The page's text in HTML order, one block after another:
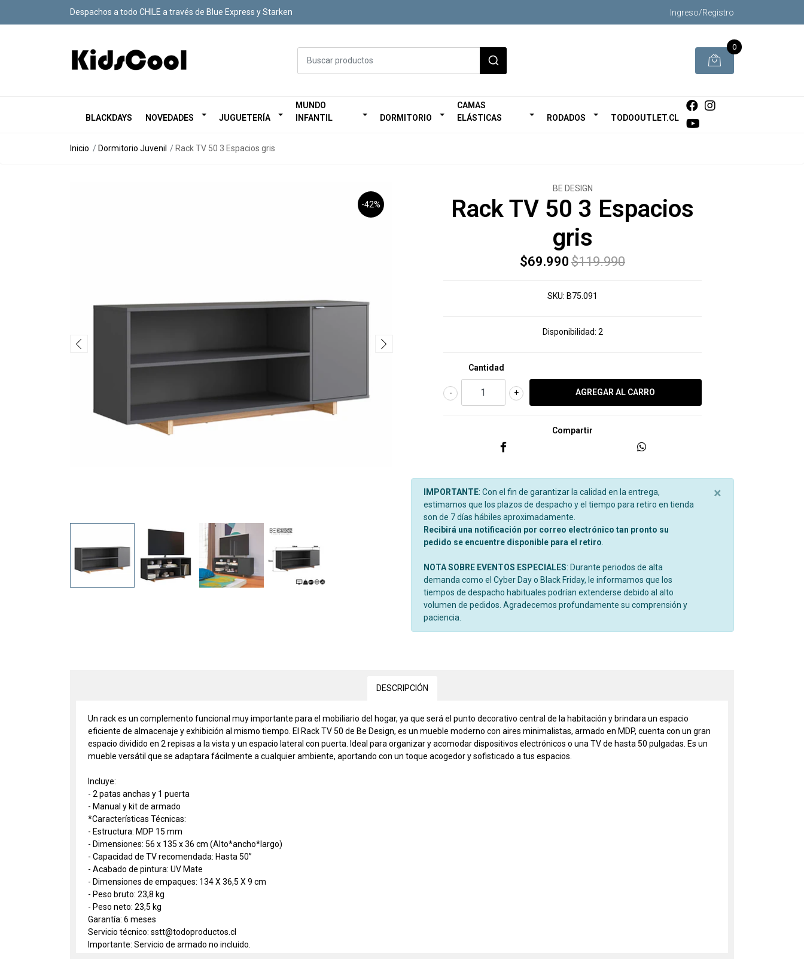
Despachos a todo CHILE a través de Blue Express y Starken Ingreso/Registro
0
BLACKDAYS NOVEDADES JUGUETERÍA
MUNDO
INFANTIL
DORMITORIO
CAMAS
ELÁSTICAS
RODADOS TODOOUTLET.CL
Inicio Dormitorio Juvenil Rack TV 50 3 Espacios gris
-42%
BE DESIGN
Rack TV 50 3 Espacios
gris
$69.990 $119.990
SKU: B75.091
Disponibilidad: 2
Cantidad
+
-
Compartir
IMPORTANTE: Con el fin de garantizar la calidad en la entrega,
estimamos que los plazos de despacho y el tiempo para retiro en tienda
son de 7 días hábiles aproximadamente.
Recibirá una notificación por correo electrónico tan pronto su
pedido se encuentre disponible para el retiro
NOTA SOBRE EVENTOS ESPECIALES: Durante periodos de alta
demanda como el Cyber Day o Black Friday, le informamos que los
tiempos de despacho habituales podrían extenderse debido al alto
volumen de pedidos. Agradecemos profundamente su comprensión y
paciencia.
×
DESCRIPCIÓN
Un rack es un complemento funcional muy importante para el mobiliario del hogar, ya que será el punto decorativo central de la habitación y brindara un espacio
eficiente de almacenaje y exhibición al mismo tiempo. El Rack TV 50 de Be Design, es un mueble moderno con aires minimalistas, armado en MDP, cuenta con un gran
espacio dividido en 2 repisas a la vista y un espacio lateral con puerta. Ideal para organizar y acomodar dispositivos electrónicos o una TV de hasta 50 pulgadas. Es un
mueble versátil que se adaptara fácilmente a cualquier ambiente, aportando con un toque acogedor y sofisticado a tus espacios.
Incluye:
- 2 patas anchas y 1 puerta
- Manual y kit de armado
*Características Técnicas:
- Estructura: MDP 15 mm
- Dimensiones: 56 x 135 x 36 cm (Alto*ancho*largo)
- Capacidad de TV recomendada: Hasta 50”
- Acabado de pintura: UV Mate
- Dimensiones de empaques: 134 X 36,5 X 9 cm
- Peso bruto: 23,8 kg
- Peso neto: 23,5 kg
Garantía: 6 meses
Servicio técnico: sstt@todoproductos.cl
Importante: Servicio de armado no incluido.